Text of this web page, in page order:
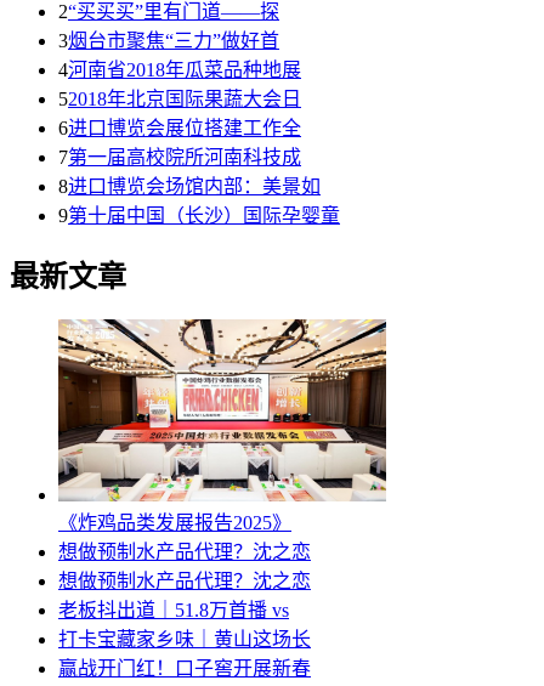
2“买买买”里有门道——探
3烟台市聚焦“三力”做好首
4河南省2018年瓜菜品种地展
52018年北京国际果蔬大会日
6进口博览会展位搭建工作全
7第一届高校院所河南科技成
8进口博览会场馆内部：美景如
9第十届中国（长沙）国际孕婴童
最新文章
《炸鸡品类发展报告2025》
想做预制水产品代理？沈之恋
想做预制水产品代理？沈之恋
老板抖出道｜51.8万首播 vs
打卡宝藏家乡味｜黄山这场长
赢战开门红！口子窖开展新春